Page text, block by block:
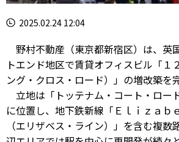
2025.02.24 12:04
野村不動産（東京都新宿区）は、英
トエンド地区で賃貸オフィスビル「１
ング・クロス・ロード）」の増改築を
立地は「トッテナム・コート・ロー
に位置し、地下鉄新線「Ｅｌｉｚａ
（エリザベス・ライン）」を含む複数